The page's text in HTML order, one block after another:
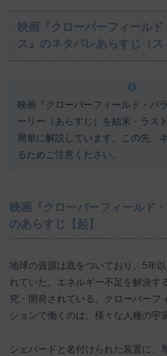
映画『クローバーフィールド
ス』のネタバレあらすじ（ス
映画『クローバーフィールド・パ
ーリー（あらすじ）を結末・ラス
簡単に解説しています。この先、
るためご注意ください。
映画『クローバーフィールド
のあらすじ【起】
地球の資源は底をついており、5年
れていた。エネルギー不足を解決す
究・開発されている。クローバーフ
ションで働くのは、様々な人種の宇
シェパードと名付けられた装置に、